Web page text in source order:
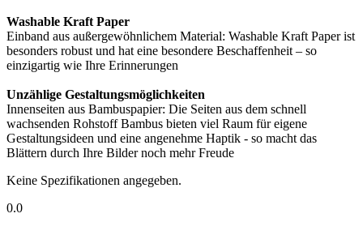
Washable Kraft Paper
Einband aus außergewöhnlichem Material: Washable Kraft Paper ist
besonders robust und hat eine besondere Beschaffenheit – so
einzigartig wie Ihre Erinnerungen
Unzählige Gestaltungsmöglichkeiten
Innenseiten aus Bambuspapier: Die Seiten aus dem schnell
wachsenden Rohstoff Bambus bieten viel Raum für eigene
Gestaltungsideen und eine angenehme Haptik - so macht das
Blättern durch Ihre Bilder noch mehr Freude
Keine Spezifikationen angegeben.
0.0